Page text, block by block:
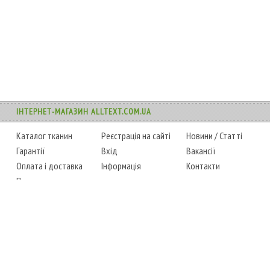
ІНТЕРНЕТ-МАГАЗИН ALLTEXT.COM.UA
Каталог тканин
Гарантії
Оплата і доставка
Повернення товару
Реєстрація на сайті
Вхід
Інформація
Новини /Статті
Вакансії
Контакти